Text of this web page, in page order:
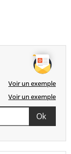
Voir un exemple
Voir un exemple